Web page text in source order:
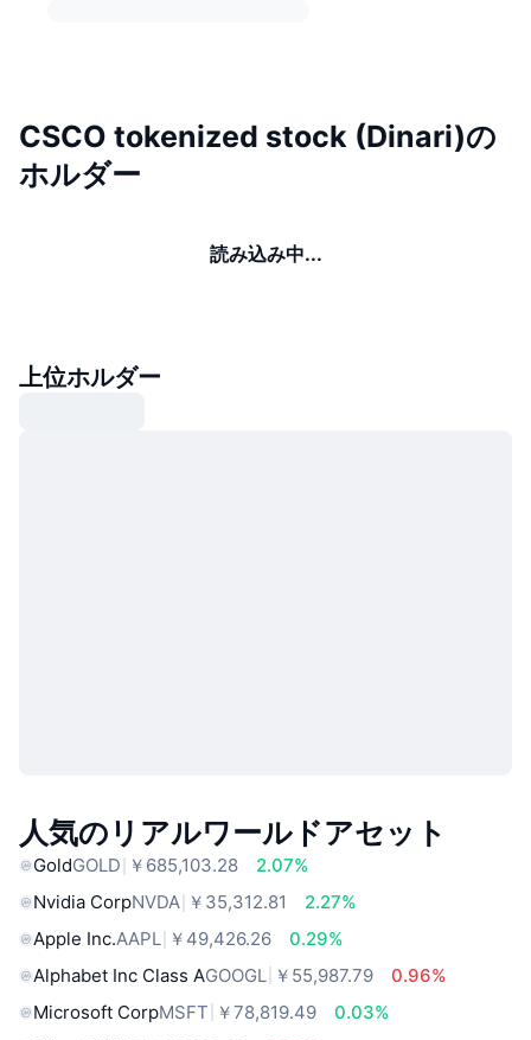
CSCO tokenized stock (Dinari)の
ホルダー
読み込み中...
上位ホルダー
人気のリアルワールドアセット
GoldGOLD ￥685,103.28
2.07%
Nvidia CorpNVDA ￥35,312.81
2.27%
Apple Inc.AAPL ￥49,426.26
0.29%
Alphabet Inc Class AGOOGL ￥55,987.79
0.96%
Microsoft CorpMSFT ￥78,819.49
0.03%